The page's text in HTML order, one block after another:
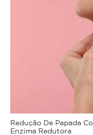
Redução De Papada
Enzima Redutora